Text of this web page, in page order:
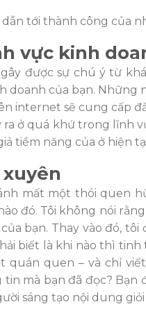
tới thành công của
vực kinh
được sự chú ý từ
doanh của bạn. Những
internet sẽ cung cấp
ra ở quá khứ trong lĩnh
tiềm năng của ở hiện
mất một thói quen
đó. Tôi không nói
bạn. Thay vào đó, tôi
biết là khi nào thì tinh
quen – và chỉ
tin mà bạn đã đọc? Bạn
sáng tạo nội dung giỏi